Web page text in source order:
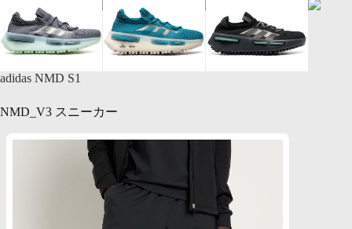
adidas NMD S1
NMD_V3 スニーカー